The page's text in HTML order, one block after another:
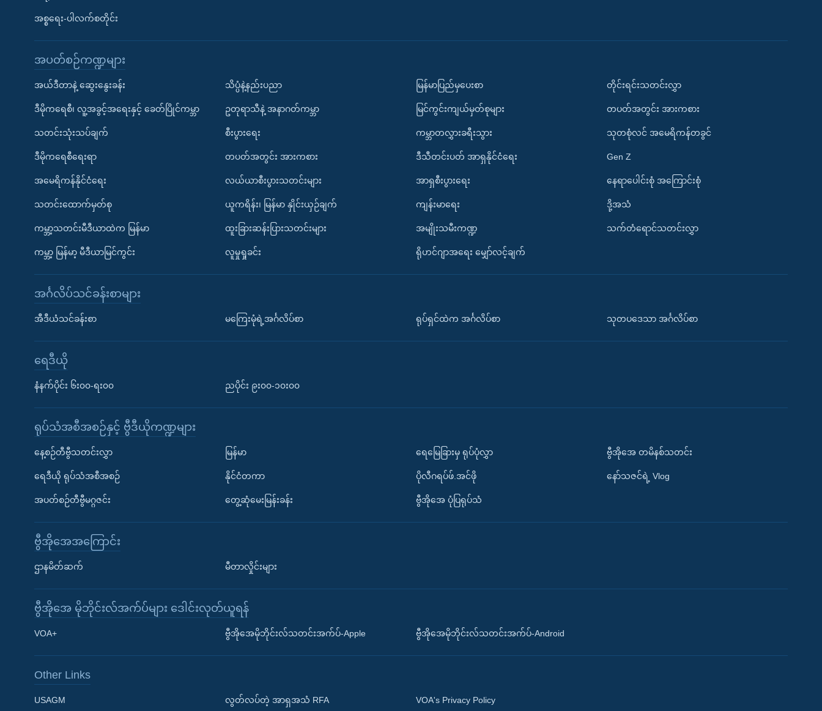
Learning English
အစ္စရေး-ပါလက်စတိုင်း
အပတ်စဉ်ကဏ္ဍများ
အယ်ဒီတာနဲ့ ဆွေးနွေးခန်း
ဒီမိုကရေစီ၊ လူ့အခွင့်အရေးနှင့် ခေတ်ပြိုင်ကမ္ဘာ
သတင်းသုံးသပ်ချက်
ဒီမိုကရေစီရေးရာ
အမေရိကန်နိုင်ငံရေး
သတင်းထောက်မှတ်စု
ကမ္ဘာ့သတင်းမီဒီယာထဲက မြန်မာ
ကမ္ဘာ့ မြန်မာ့ မီဒီယာမြင်ကွင်း
သိပ္ပံနဲ့နည်းပညာ
ဥတုရာသီနဲ့ အနာဂတ်ကမ္ဘာ
စီးပွားရေး
တပတ်အတွင်း အားကစား
လယ်ယာစီးပွားသတင်းများ
ယူကရိန်း၊ မြန်မာ နှိုင်းယှဉ်ချက်
ထူးခြားဆန်းပြားသတင်းများ
လူမှုရှုခင်း
မြန်မာပြည်မှပေးစာ
မြင်ကွင်းကျယ်မှတ်စုများ
ကမ္ဘာတလွှားခရီးသွား
ဒီသီတင်းပတ် အာရှနိုင်ငံရေး
အာရှစီးပွားရေး
ကျန်းမာရေး
အမျိုးသမီးကဏ္ဍ
ရိုဟင်ဂျာအရေး မျှော်လင့်ချက်
တိုင်းရင်းသတင်းလွှာ
တပတ်အတွင်း အားကစား
သုတစုံလင် အမေရိကန်တခွင်
Gen Z
နေရာပေါင်းစုံ အကြောင်းစုံ
ဒို့အသံ
သက်တံရောင်သတင်းလွှာ
အင်္ဂလိပ်သင်ခန်းစာများ
အီဒီယံသင်ခန်းစာ မကြေးမုံရဲ့အင်္ဂလိပ်စာ ရုပ်ရှင်ထဲက အင်္ဂလိပ်စာ သုတပဒေသာ အင်္ဂလိပ်စာ
ရေဒီယို
နံနက်ပိုင်း ၆း၀၀-ရး၀၀ ညပိုင်း ၉း၀၀-၁၀း၀၀
ရုပ်သံအစီအစဉ်နှင့် ဗွီဒီယိုကဏ္ဍများ
နေ့စဉ်တီဗွီသတင်းလွှာ
ရေဒီယို ရုပ်သံအစီအစဉ်
အပတ်စဉ်တီဗွီမဂ္ဂဇင်း
မြန်မာ
နိုင်ငံတကာ
တွေ့ဆုံမေးမြန်းခန်း
ရေမြေခြားမှ ရုပ်ပုံလွှာ
ပိုလီဂရပ်ဖ်.အင်ဖို
ဗွီအိုအေ ပုံပြရုပ်သံ
ဗွီအိုအေ တမိနစ်သတင်း
နော်သဇင်ရဲ့ Vlog
ဗွီအိုအေအကြောင်း
ဌာနမိတ်ဆက် မီတာလှိုင်းများ
ဗွီအိုအေ မိုဘိုင်းလ်အက်ပ်များ ဒေါင်းလုတ်ယူရန်
VOA+ ဗွီအိုအေမိုဘိုင်းလ်သတင်းအက်ပ်-Apple ဗွီအိုအေမိုဘိုင်းလ်သတင်းအက်ပ်-Android
Other Links
USAGM လွတ်လပ်တဲ့ အာရှအသံ RFA VOA's Privacy Policy